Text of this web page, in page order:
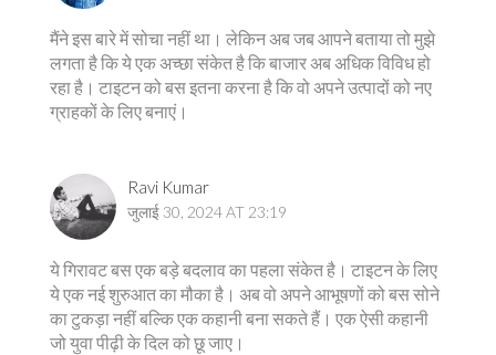
मैंने इस बारे में सोचा नहीं था। लेकिन अब जब आपने बताया तो मुझे
लगता है कि ये एक अच्छा संकेत है कि बाजार अब अधिक विविध हो
रहा है। टाइटन को बस इतना करना है कि वो अपने उत्पादों को नए
ग्राहकों के लिए बनाएं।
Ravi Kumar
जुलाई 30, 2024 AT 23:19
ये गिरावट बस एक बड़े बदलाव का पहला संकेत है। टाइटन के लिए
ये एक नई शुरुआत का मौका है। अब वो अपने आभूषणों को बस सोने
का टुकड़ा नहीं बल्कि एक कहानी बना सकते हैं। एक ऐसी कहानी
जो युवा पीढ़ी के दिल को छू जाए।